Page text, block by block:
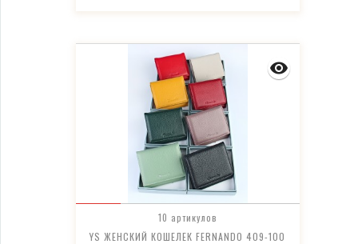
10 артикулов
YS ЖЕНСКИЙ КОШЕЛЕК FERNANDO 409-100